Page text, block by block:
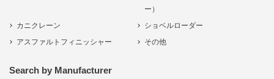
ー）
カニクレーン
ショベルローダー
アスファルトフィニッシャー
その他
Search by Manufacturer